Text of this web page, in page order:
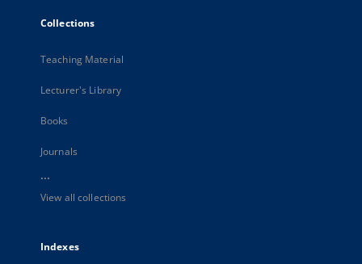
Collections
Teaching Material
Lecturer's Library
Books
Journals
...
View all collections
Indexes